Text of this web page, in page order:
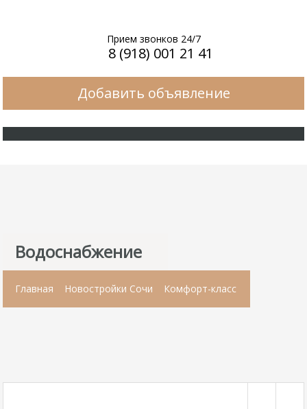
Прием звонков 24/7
8 (918) 001 21 41
Добавить объявление
Водоснабжение
Главная Новостройки Сочи Комфорт-класс